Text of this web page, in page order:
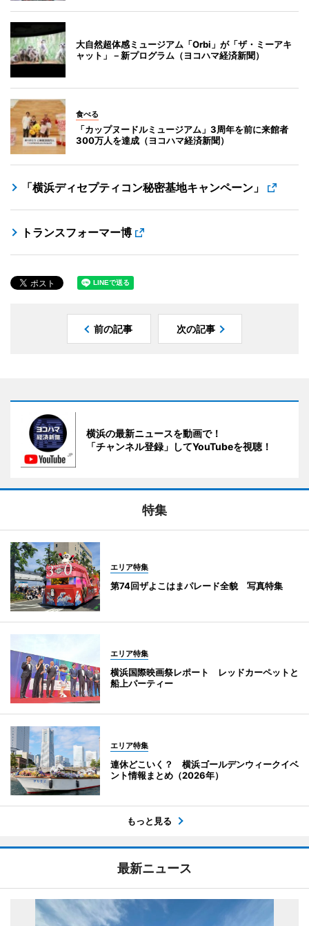
大自然超体感ミュージアム「Orbi」が「ザ・ミーアキ
ャット」－新プログラム（ヨコハマ経済新聞）
食べる
「カップヌードルミュージアム」3周年を前に来館者
300万人を達成（ヨコハマ経済新聞）
「横浜ディセプティコン秘密基地キャンペーン」
トランスフォーマー博
前の記事 次の記事
横浜の最新ニュースを動画で！
「チャンネル登録」してYouTubeを視聴！
特集
エリア特集
第74回ザよこはまパレード全貌 写真特集
エリア特集
横浜国際映画祭レポート レッドカーペットと
船上パーティー
エリア特集
連休どこいく？ 横浜ゴールデンウィークイベ
ント情報まとめ（2026年）
もっと見る
最新ニュース